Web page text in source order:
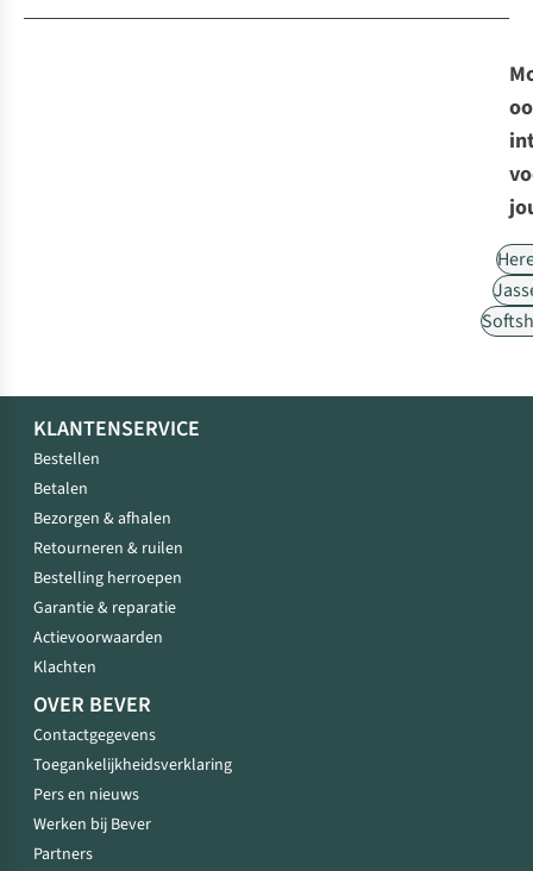
KLANTENSERVICE
Bestellen
Betalen
Bezorgen & afhalen
Retourneren & ruilen
Bestelling herroepen
Garantie & reparatie
Actievoorwaarden
Klachten
OVER BEVER
Contactgegevens
Toegankelijkheidsverklaring
Pers en nieuws
Werken bij Bever
Partners